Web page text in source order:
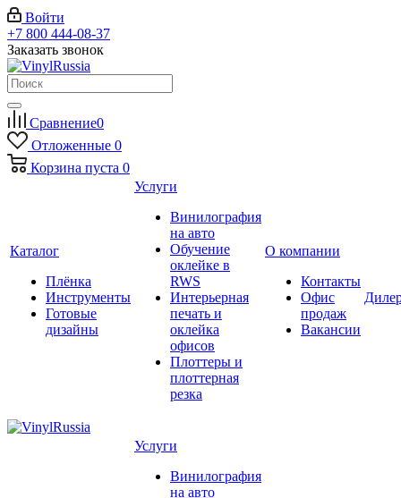
Войти
+7 800 444-08-37
Заказать звонок
Сравнение0
Отложенные 0
Корзина пуста 0
Каталог
Плёнка
Инструменты
Готовые
дизайны
Услуги
Винилография
на авто
Обучение
оклейке в
RWS
Интерьерная
печать и
оклейка
офисов
Плоттеры и
плоттерная
резка
О компании
Контакты
Офис
продаж
Вакансии
Услуги
Винилография
на авто